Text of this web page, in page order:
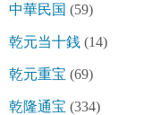
中華民国 (59)
乾元当十銭 (14)
乾元重宝 (69)
乾隆通宝 (334)